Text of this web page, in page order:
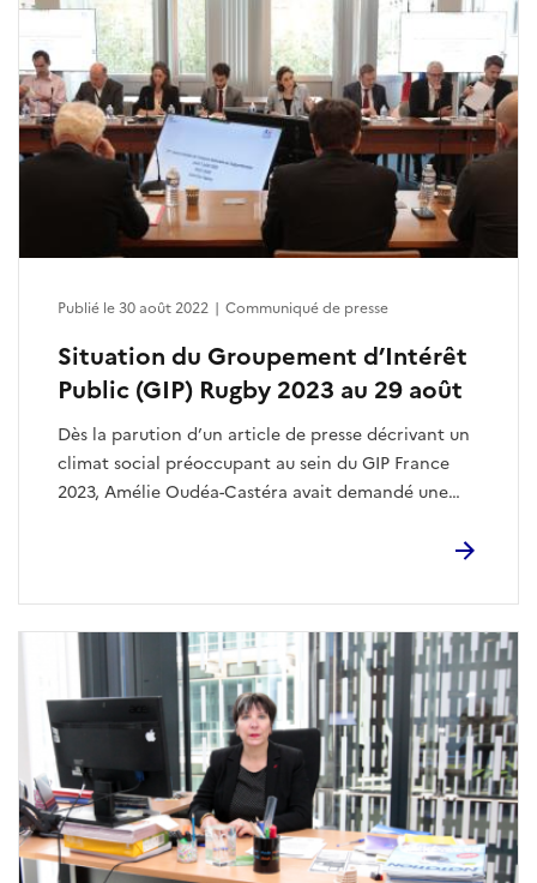
Situation du Groupement d’Intérêt
Public (GIP) Rugby 2023 au 29 août
Dès la parution d’un article de presse décrivant un
climat social préoccupant au sein du GIP France
2023, Amélie Oudéa-Castéra avait demandé une
Publié le 30 août 2022 | Communiqué de presse